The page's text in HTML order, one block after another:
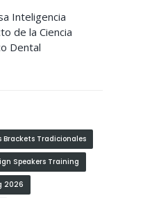
Inteligencia
de la Ciencia
Dental
Brackets Tradicionales
Speakers Training
2026